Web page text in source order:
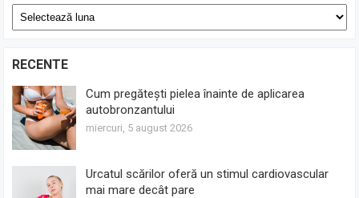
Arhive
RECENTE
Cum pregătești pielea înainte de aplicarea
autobronzantului
miercuri, 5 august 2026
Urcatul scărilor oferă un stimul cardiovascular
mai mare decât pare